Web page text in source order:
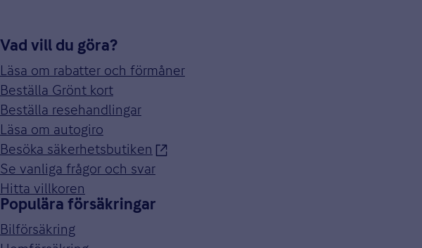
Vad vill du göra?
Läsa om rabatter och förmåner
Beställa Grönt kort
Beställa resehandlingar
Läsa om autogiro
Besöka säkerhetsbutiken
Se vanliga frågor och svar
Hitta villkoren
Populära försäkringar
Bilförsäkring